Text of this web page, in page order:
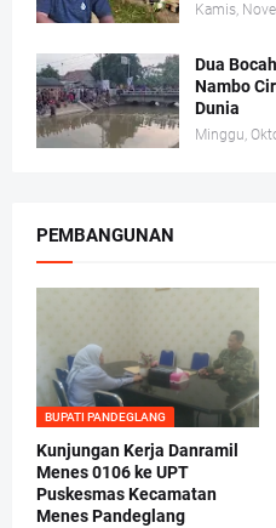
Kamis,
Dua
Nambo
Dunia
Minggu,
PEMBANGUNAN
BUPATI PANDEGLANG
Kunjungan Kerja Danramil
Menes 0106 ke UPT
Puskesmas Kecamatan
Menes Pandeglang